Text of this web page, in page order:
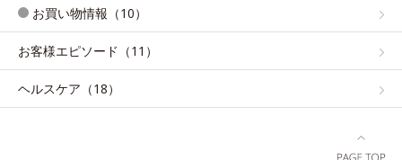
お買い物情報（10）
お客様エピソード（11）
ヘルスケア（18）